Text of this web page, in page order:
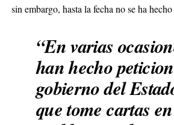
sin embargo, hasta la fecha no se ha
“En varias
han hecho
gobierno del
que tome cartas